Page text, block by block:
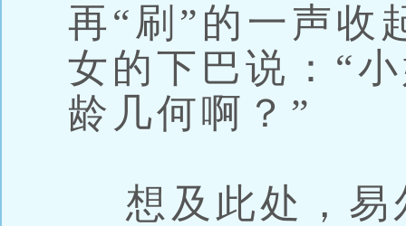
再“刷”的一声收
女的下巴说：“
龄几何啊？”
想及此处，易